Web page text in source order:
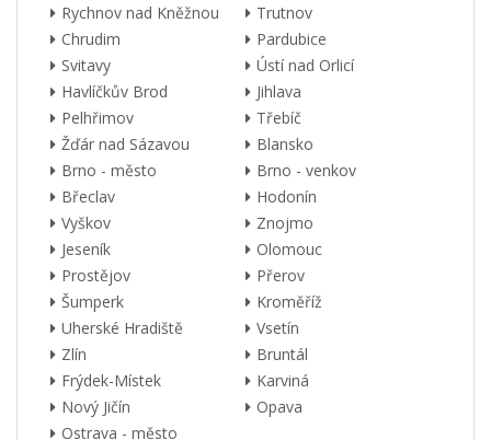
Rychnov nad Kněžnou
Trutnov
Chrudim
Pardubice
Svitavy
Ústí nad Orlicí
Havlíčkův Brod
Jihlava
Pelhřimov
Třebíč
Žďár nad Sázavou
Blansko
Brno - město
Brno - venkov
Břeclav
Hodonín
Vyškov
Znojmo
Jeseník
Olomouc
Prostějov
Přerov
Šumperk
Kroměříž
Uherské Hradiště
Vsetín
Zlín
Bruntál
Frýdek-Místek
Karviná
Nový Jičín
Opava
Ostrava - město